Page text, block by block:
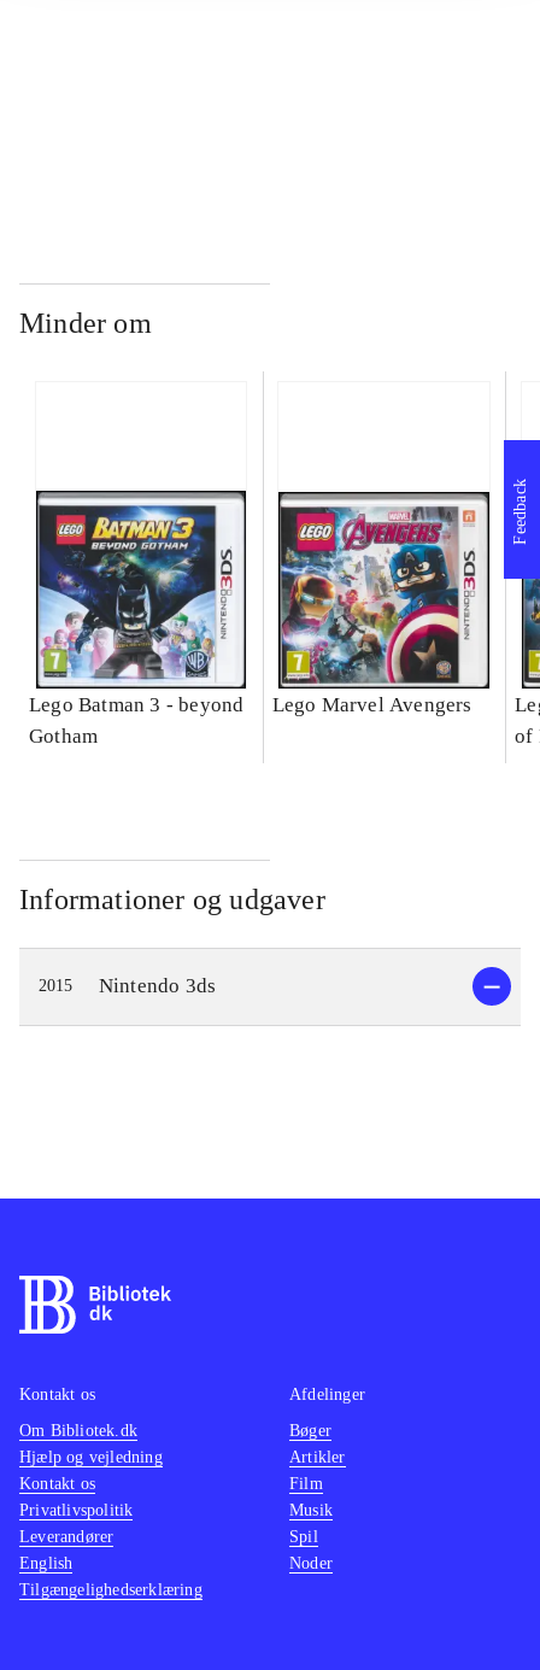
Minder om
Lego Batman 3 - beyond
Gotham
Lego Marvel Avengers
of
Informationer og udgaver
2015 Nintendo 3ds
Feedback
Kontakt os
Om Bibliotek.dk
Hjælp og vejledning
Kontakt os
Privatlivspolitik
Leverandører
English
Tilgængelighedserklæring
Afdelinger
Bøger
Artikler
Film
Musik
Spil
Noder